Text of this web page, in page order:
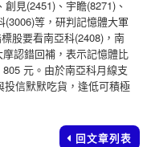
見(2451)、宇瞻(8271)、
(3006)等，研判記憶體大軍
股要看南亞科(2408)，南
認錯回補，表示記憶體比
元。由於南亞科月線支
信默默吃貨，逢低可積極
回文章列表